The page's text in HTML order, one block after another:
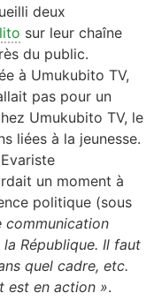
deux
sur leur chaîne
du public.
à Umukubito TV,
pas pour un
Umukubito TV, le
liées à la jeunesse.
un moment à
politique (sous
communication
République. Il faut
quel cadre, etc.
est en action ».